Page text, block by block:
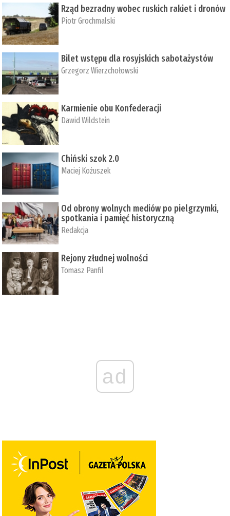
Rząd bezradny wobec ruskich rakiet i dronów
Piotr Grochmalski
Bilet wstępu dla rosyjskich sabotażystów
Grzegorz Wierzchołowski
Karmienie obu Konfederacji
Dawid Wildstein
Chiński szok 2.0
Maciej Kożuszek
Od obrony wolnych mediów po pielgrzymki,
spotkania i pamięć historyczną
Redakcja
Rejony złudnej wolności
Tomasz Panfil
ad